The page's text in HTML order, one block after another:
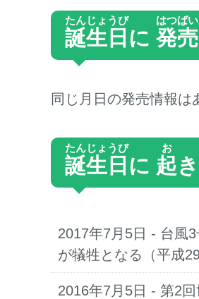
誕生日
たんじょうび
に 発売
はつばい
同じ月日の発売情報は
誕生日
たんじょうび
に 起
お
2017年7月5日 - 台風
が犠牲となる（平成
2016年7月5日 - 第2回